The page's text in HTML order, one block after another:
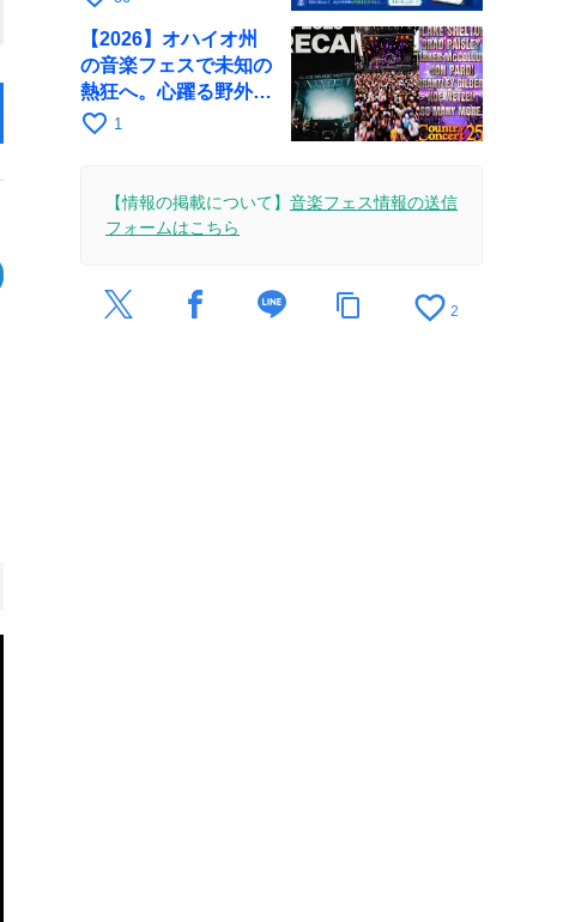
【2026】オハイオ州
の音楽フェスで未知の
熱狂へ。心躍る野外イ
ベント
favorite_border 1
【情報の掲載について】 音楽フェス情報の送信
フォームはこちら
content_copy favorite_border 2